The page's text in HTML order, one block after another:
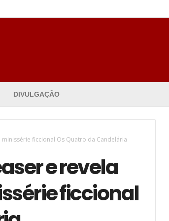
DIVULGAÇÃO
ficcional Os Quatro da Candelária
e revela
ficcional